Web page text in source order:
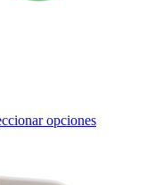
opciones